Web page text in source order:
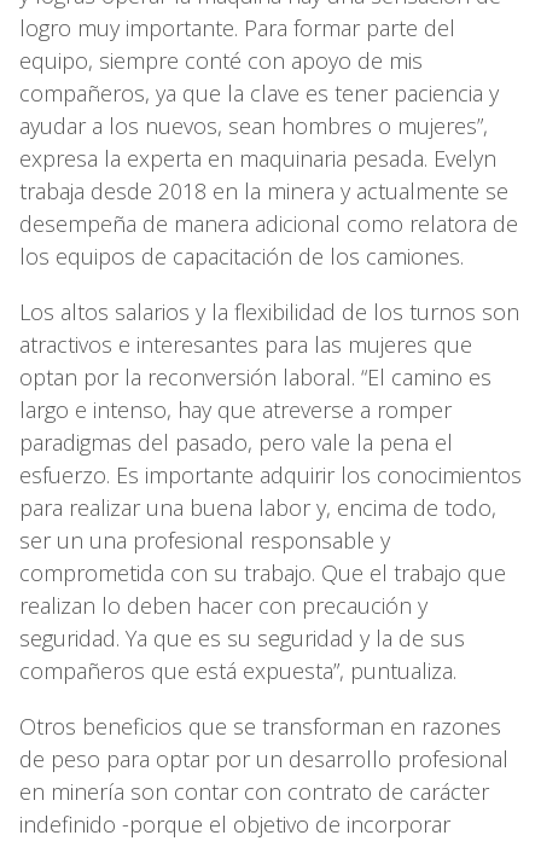
logro muy importante. Para formar parte del
equipo, siempre conté con apoyo de mis
compañeros, ya que la clave es tener paciencia y
ayudar a los nuevos, sean hombres o mujeres”,
expresa la experta en maquinaria pesada. Evelyn
trabaja desde 2018 en la minera y actualmente se
desempeña de manera adicional como relatora de
los equipos de capacitación de los camiones.
Los altos salarios y la flexibilidad de los turnos son
atractivos e interesantes para las mujeres que
optan por la reconversión laboral. “El camino es
largo e intenso, hay que atreverse a romper
paradigmas del pasado, pero vale la pena el
esfuerzo. Es importante adquirir los conocimientos
para realizar una buena labor y, encima de todo,
ser un una profesional responsable y
comprometida con su trabajo. Que el trabajo que
realizan lo deben hacer con precaución y
seguridad. Ya que es su seguridad y la de sus
compañeros que está expuesta”, puntualiza.
Otros beneficios que se transforman en razones
de peso para optar por un desarrollo profesional
en minería son contar con contrato de carácter
indefinido -porque el objetivo de incorporar